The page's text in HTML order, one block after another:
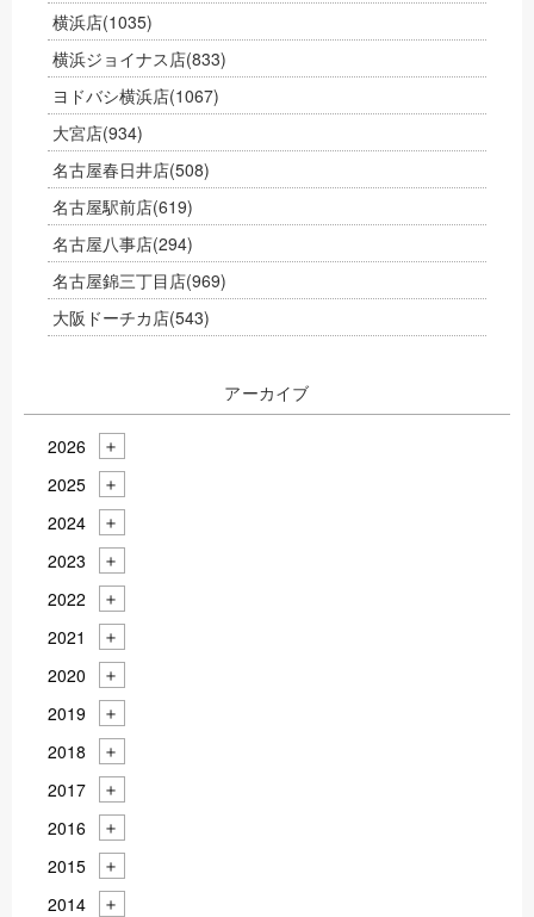
横浜店(1035)
横浜ジョイナス店(833)
ヨドバシ横浜店(1067)
大宮店(934)
名古屋春日井店(508)
名古屋駅前店(619)
名古屋八事店(294)
名古屋錦三丁目店(969)
大阪ドーチカ店(543)
アーカイブ
2026
2025
2024
2023
2022
2021
2020
2019
2018
2017
2016
2015
2014